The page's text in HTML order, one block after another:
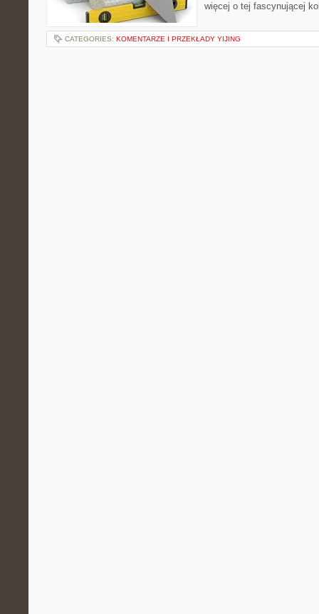
więcej o tej fascynującej
CATEGORIES: KOMENTARZE I PRZEKŁADY YIJING